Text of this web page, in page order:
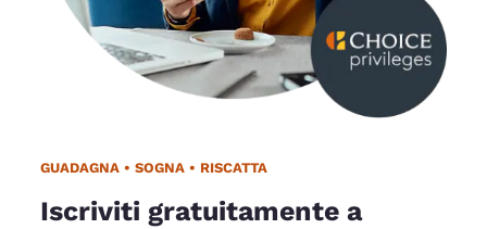
GUADAGNA • SOGNA • RISCATTA
Iscriviti gratuitamente a